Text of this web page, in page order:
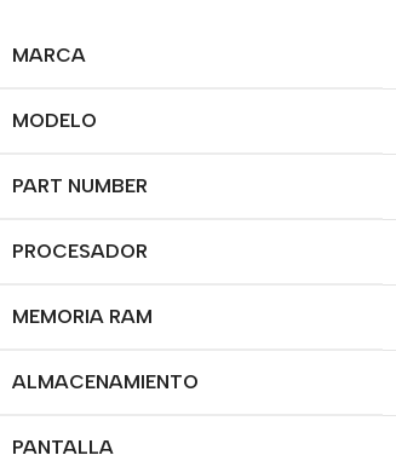
MARCA
MODELO
PART NUMBER
PROCESADOR
MEMORIA RAM
ALMACENAMIENTO
PANTALLA